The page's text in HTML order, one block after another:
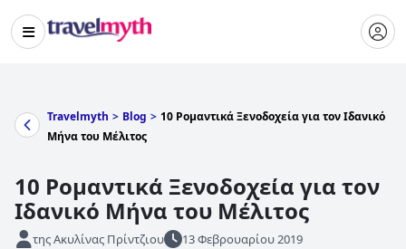
Travelmyth > Blog > 10 Ρομαντικά Ξενοδοχεία για τον Ιδανικό
Μήνα του Μέλιτος
10 Ρομαντικά Ξενοδοχεία για τον
Ιδανικό Μήνα του Μέλιτος
της Ακυλίνας Πρίντζιου 13 Φεβρουαρίου 2019